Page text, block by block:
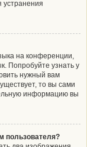
устранения
на конференции,
Попробуйте узнать у
нужный вам
то вы сами
информацию вы
пользователя?